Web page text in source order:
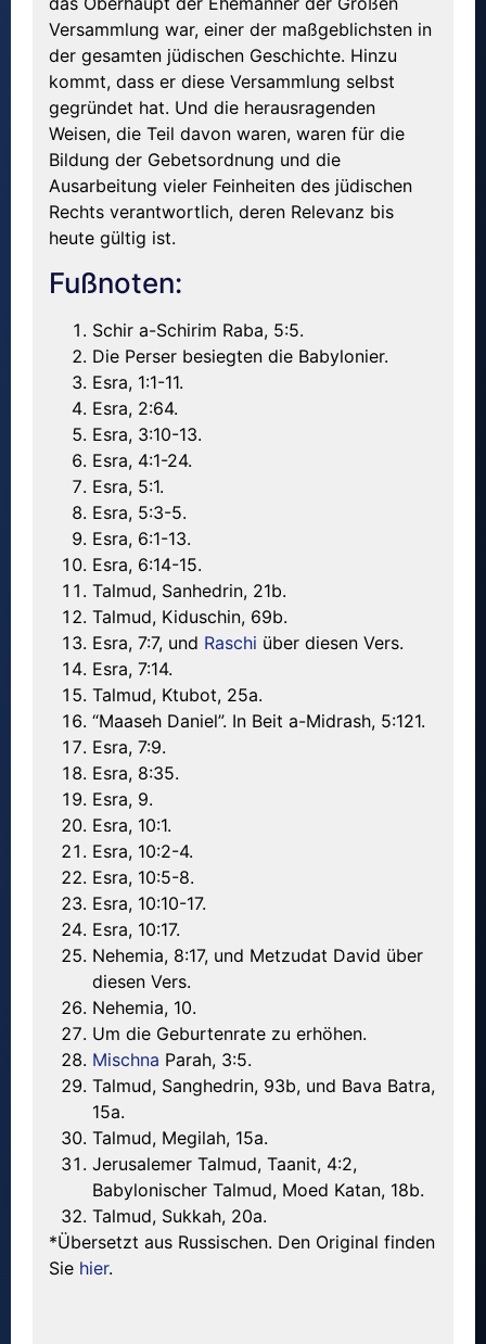
Versammlung war, einer der maßgeblichsten in
der gesamten jüdischen Geschichte. Hinzu
kommt, dass er diese Versammlung selbst
gegründet hat. Und die herausragenden
Weisen, die Teil davon waren, waren für die
Bildung der Gebetsordnung und die
Ausarbeitung vieler Feinheiten des jüdischen
Rechts verantwortlich, deren Relevanz bis
heute gültig ist.
Fußnoten:
Schir a-Schirim Raba, 5:5.
Die Perser besiegten die Babylonier.
Esra, 1:1-11.
Esra, 2:64.
Esra, 3:10-13.
Esra, 4:1-24.
Esra, 5:1.
Esra, 5:3-5.
Esra, 6:1-13.
Esra, 6:14-15.
Talmud, Sanhedrin, 21b.
Talmud, Kiduschin, 69b.
Esra, 7:7, und Raschi über diesen Vers.
Esra, 7:14.
Talmud, Ktubot, 25a.
“Maaseh Daniel”. In Beit a-Midrash, 5:121.
Esra, 7:9.
Esra, 8:35.
Esra, 9.
Esra, 10:1.
Esra, 10:2-4.
Esra, 10:5-8.
Esra, 10:10-17.
Esra, 10:17.
Nehemia, 8:17, und Metzudat David über
diesen Vers.
Nehemia, 10.
Um die Geburtenrate zu erhöhen.
Mischna Parah, 3:5.
Talmud, Sanghedrin, 93b, und Bava Batra,
15a.
Talmud, Megilah, 15a.
Jerusalemer Talmud, Taanit, 4:2,
Babylonischer Talmud, Moed Katan, 18b.
Talmud, Sukkah, 20a.
*Übersetzt aus Russischen. Den Original finden
Sie hier.